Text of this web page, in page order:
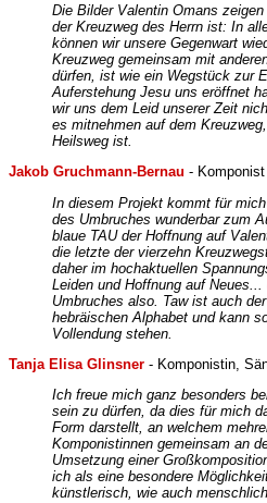
Die Bilder Valentin Omans
der Kreuzweg des Herrn ist: In
können wir unsere Gegenwart
Kreuzweg gemeinsam mit
dürfen, ist wie ein Wegstück zur
Auferstehung Jesu uns eröffnet
wir uns dem Leid unserer Zeit
es mitnehmen auf dem
Heilsweg ist.
Jakob Gruchmann-Bernau -
In diesem Projekt kommt für
des Umbruches wunderbar zum
blaue TAU der Hoffnung auf
die letzte der vierzehn
daher im hochaktuellen
Leiden und Hoffnung auf
Umbruches also. Taw ist auch
hebräischen Alphabet und kann
Vollendung stehen.
Tanja Elisa Glinsner - Komponistin,
Ich freue mich ganz besonders
sein zu dürfen, da dies für mich
Form darstellt, an welchem
Komponistinnen gemeinsam an
Umsetzung einer
ich als eine besondere
künstlerisch, wie auch